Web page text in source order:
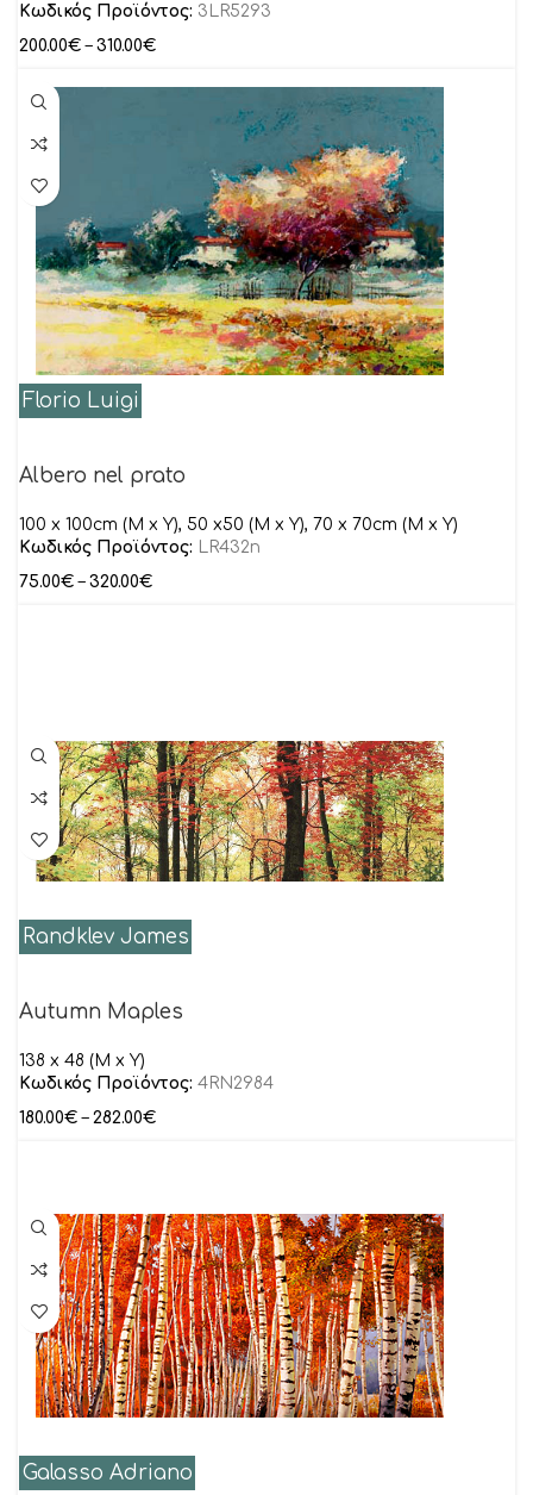
Κωδικός Προϊόντος: 3LR5293
200.00€ – 310.00€
Florio Luigi
Albero nel prato
100 x 100cm (M x Y), 50 x50 (M x Y), 70 x 70cm (M x Y)
Κωδικός Προϊόντος: LR432n
75.00€ – 320.00€
Randklev James
Autumn Maples
138 x 48 (M x Y)
Κωδικός Προϊόντος: 4RN2984
180.00€ – 282.00€
Galasso Adriano